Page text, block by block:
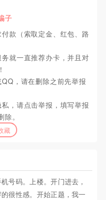
子
款（索取定金、红包、路
就一直推荐办卡，并且对
，请在删除之前先举报
，请点击举报，填写举报
。
藏
号码。上楼。开门进去，
很性感。开始正题，我一